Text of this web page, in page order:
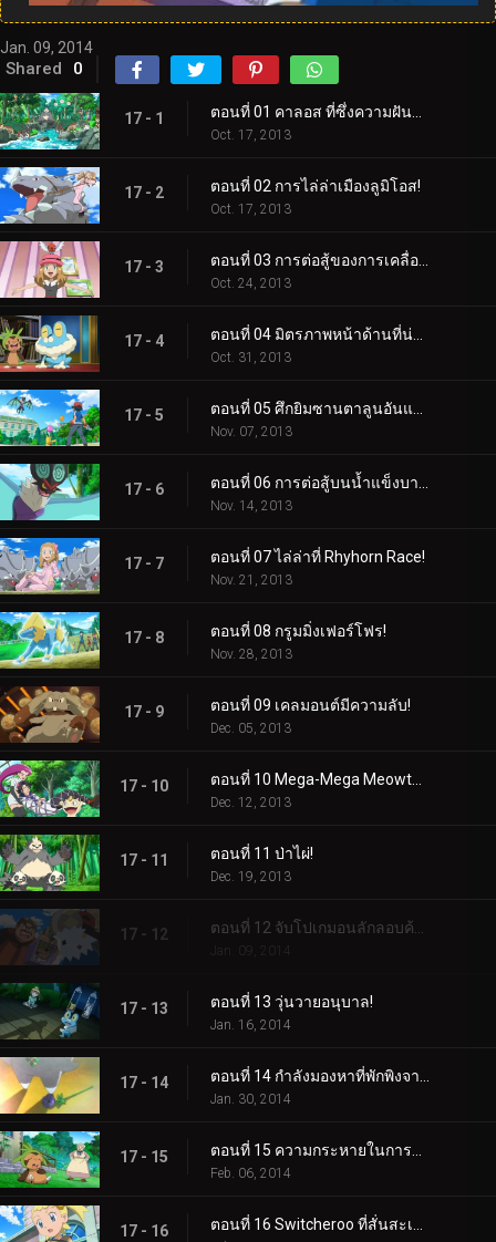
Jan. 09, 2014
Shared 0
17 - 1
Oct. 17, 2013
17 - 2 ตอนที่ 02 การไล่ล่าเมืองลูมิโอส!
Oct. 17, 2013
17 - 3
Oct. 24, 2013
17 - 4
Oct. 31, 2013
17 - 5
Nov. 07, 2013
17 - 6
Nov. 14, 2013
17 - 7 ตอนที่ 07 ไล่ล่าที่ Rhyhorn Race!
Nov. 21, 2013
17 - 8 ตอนที่ 08 กรูมมิ่งเฟอร์โฟร!
Nov. 28, 2013
17 - 9 ตอนที่ 09 เคลมอนต์มีความลับ!
Dec. 05, 2013
17 - 10
Dec. 12, 2013
17 - 11 ตอนที่ 11 ป่าไผ่!
Dec. 19, 2013
17 - 12
Jan. 09, 2014
17 - 13 ตอนที่ 13 วุ่นวายอนุบาล!
Jan. 16, 2014
17 - 14
Jan. 30, 2014
17 - 15
Feb. 06, 2014
17 - 16